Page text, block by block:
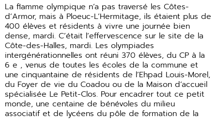
La flamme olympique n’a pas traversé les Côtes-
d’Armor, mais à Ploeuc-L’Hermitage, ils étaient plus de
400 élèves et résidents à vivre une journée bien
dense, mardi. C’était l’effervescence sur le site de la
Côte-des-Halles, mardi. Les olympiades
intergénérationnelles ont réuni 370 élèves, du CP à la
6 e , venus de toutes les écoles de la commune et
une cinquantaine de résidents de l’Ehpad Louis-Morel,
du Foyer de vie du Coadou ou de la Maison d’accueil
spécialisée Le Petit-Clos. Pour encadrer tout ce petit
monde, une centaine de bénévoles du milieu
associatif et de lycéens du pôle de formation de la